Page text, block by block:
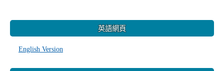
英語網頁
English Version